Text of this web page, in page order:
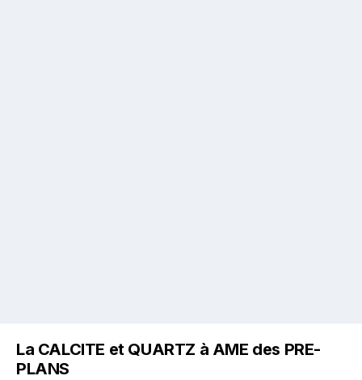
La CALCITE et QUARTZ à AME des PRE-
PLANS